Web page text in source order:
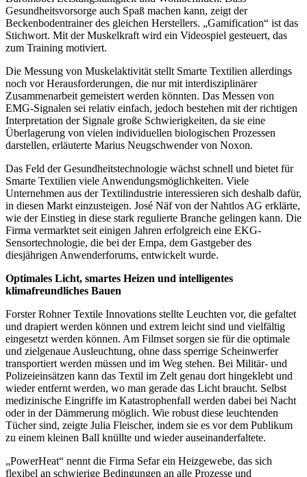
Gesundheitsvorsorge auch Spaß machen kann, zeigt der
Beckenbodentrainer des gleichen Herstellers. „Gamification“ ist das
Stichwort. Mit der Muskelkraft wird ein Videospiel gesteuert, das
zum Training motiviert.
Die Messung von Muskelaktivität stellt Smarte Textilien allerdings
noch vor Herausforderungen, die nur mit interdisziplinärer
Zusammenarbeit gemeistert werden könnten. Das Messen von
EMG-Signalen sei relativ einfach, jedoch bestehen mit der richtigen
Interpretation der Signale große Schwierigkeiten, da sie eine
Überlagerung von vielen individuellen biologischen Prozessen
darstellen, erläuterte Marius Neugschwender von Noxon.
Das Feld der Gesundheitstechnologie wächst schnell und bietet für
Smarte Textilien viele Anwendungsmöglichkeiten. Viele
Unternehmen aus der Textilindustrie interessieren sich deshalb dafür,
in diesen Markt einzusteigen. José Näf von der Nahtlos AG erklärte,
wie der Einstieg in diese stark regulierte Branche gelingen kann. Die
Firma vermarktet seit einigen Jahren erfolgreich eine EKG-
Sensortechnologie, die bei der Empa, dem Gastgeber des
diesjährigen Anwenderforums, entwickelt wurde.
Optimales Licht, smartes Heizen und intelligentes
klimafreundliches Bauen
Forster Rohner Textile Innovations stellte Leuchten vor, die gefaltet
und drapiert werden können und extrem leicht sind und vielfältig
eingesetzt werden können. Am Filmset sorgen sie für die optimale
und zielgenaue Ausleuchtung, ohne dass sperrige Scheinwerfer
transportiert werden müssen und im Weg stehen. Bei Militär- und
Polizeieinsätzen kann das Textil im Zelt genau dort hingeklebt und
wieder entfernt werden, wo man gerade das Licht braucht. Selbst
medizinische Eingriffe im Katastrophenfall werden dabei bei Nacht
oder in der Dämmerung möglich. Wie robust diese leuchtenden
Tücher sind, zeigte Julia Fleischer, indem sie es vor dem Publikum
zu einem kleinen Ball knüllte und wieder auseinanderfaltete.
„PowerHeat“ nennt die Firma Sefar ein Heizgewebe, das sich
flexibel an schwierige Bedingungen an alle Prozesse und